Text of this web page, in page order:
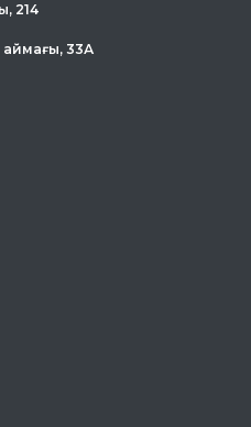
214
аймағы, 33А